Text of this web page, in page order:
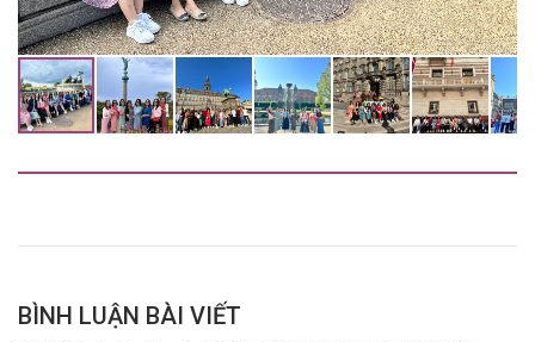
BÌNH LUẬN BÀI VIẾT